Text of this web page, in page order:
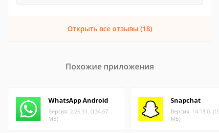
Открыть все отзывы (18)
Похожие приложения
WhatsApp Android
Версия: 2.26.31. (134.67
МБ)
Snapchat
Версия: 14.18.0.
МБ)